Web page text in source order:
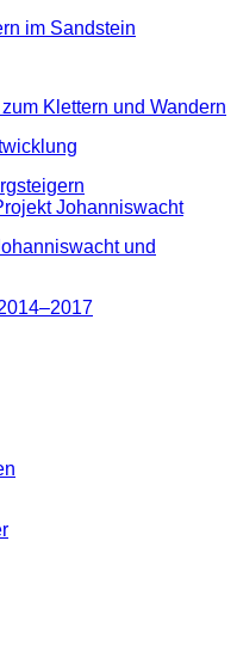
im Sandstein
Klettern und Wandern
Johanniswacht
und